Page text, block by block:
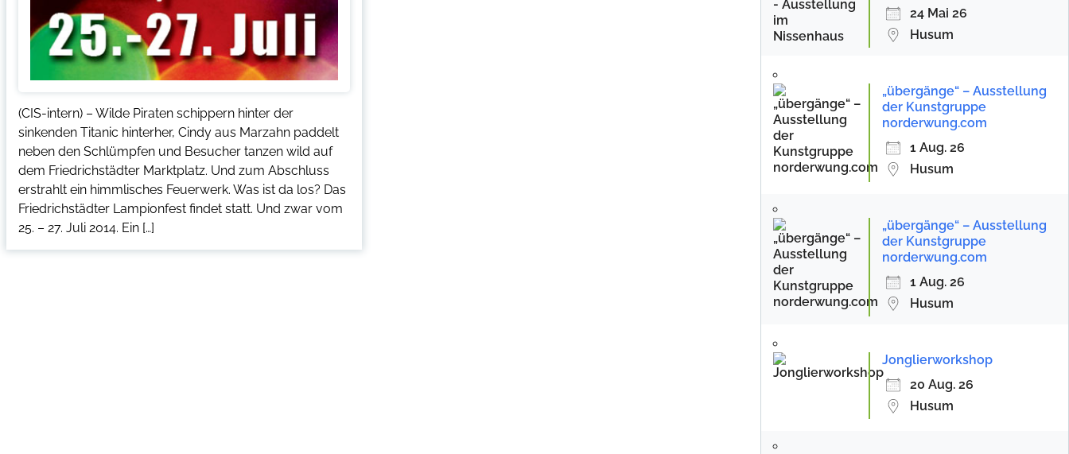
(CIS-intern) – Wilde Piraten schippern hinter der
sinkenden Titanic hinterher, Cindy aus Marzahn paddelt
neben den Schlümpfen und Besucher tanzen wild auf
dem Friedrichstädter Marktplatz. Und zum Abschluss
erstrahlt ein himmlisches Feuerwerk. Was ist da los? Das
Friedrichstädter Lampionfest findet statt. Und zwar vom
25. – 27. Juli 2014. Ein […]
24 Mai 26
Husum
„übergänge“ – Ausstellung
der Kunstgruppe
norderwung.com
1 Aug. 26
Husum
„übergänge“ – Ausstellung
der Kunstgruppe
norderwung.com
1 Aug. 26
Husum
Jonglierworkshop
20 Aug. 26
Husum